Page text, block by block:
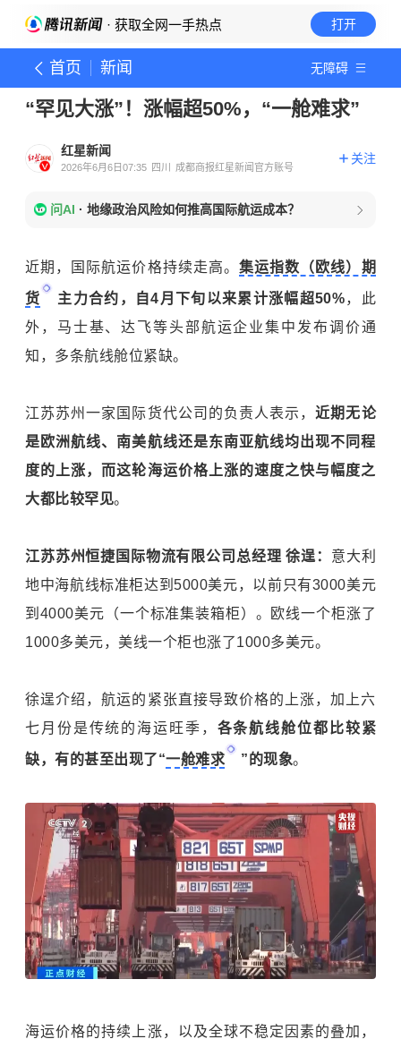
· 获取全网一手热点 打开
首页 新闻 无障碍
“罕见大涨”！涨幅超50%，“一舱难求”
红星新闻
2026年6月6日07:35 四川 成都商报红星新闻官方账号
关注
问AI · 地缘政治风险如何推高国际航运成本？
近期，国际航运价格持续走高。 集运指数（欧线）期
货 主力合约，自4月下旬以来累计涨幅超50%，此
外，马士基、达飞等头部航运企业集中发布调价通
知，多条航线舱位紧缺。
江苏苏州一家国际货代公司的负责人表示，近期无论
是欧洲航线、南美航线还是东南亚航线均出现不同程
度的上涨，而这轮海运价格上涨的速度之快与幅度之
大都比较罕见。
江苏苏州恒捷国际物流有限公司总经理 徐逞： 意大利
地中海航线标准柜达到5000美元，以前只有3000美元
到4000美元（一个标准集装箱柜）。欧线一个柜涨了
1000多美元，美线一个柜也涨了1000多美元。
徐逞介绍，航运的紧张直接导致价格的上涨，加上六
七月份是传统的海运旺季， 各条航线舱位都比较紧
缺，有的甚至出现了“一舱难求 ”的现象。
海运价格的持续上涨，以及全球不稳定因素的叠加，